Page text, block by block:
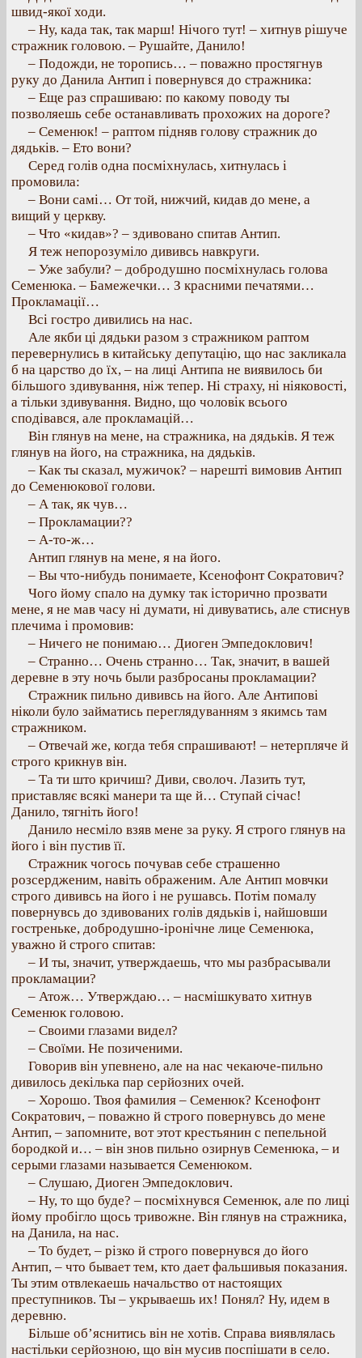
швид-якої ходи.
– Ну, када так, так марш! Нічого тут! – хитнув рішуче
стражник головою. – Рушайте, Данило!
– Подожди, не торопись… – поважно простягнув
руку до Данила Антип і повернувся до стражника:
– Еще раз спрашиваю: по какому поводу ты
позволяешь себе останавливать прохожих на дороге?
– Семенюк! – раптом підняв голову стражник до
дядьків. – Ето вони?
Серед голів одна посміхнулась, хитнулась і
промовила:
– Вони самі… От той, нижчий, кидав до мене, а
вищий у церкву.
– Что «кидав»? – здивовано спитав Антип.
Я теж непорозуміло дививсь навкруги.
– Уже забули? – добродушно посміхнулась голова
Семенюка. – Бамежечки… З красними печатями…
Прокламації…
Всі гостро дивились на нас.
Але якби ці дядьки разом з стражником раптом
перевернулись в китайську депутацію, що нас закликала
б на царство до їх, – на лиці Антипа не виявилось би
більшого здивування, ніж тепер. Ні страху, ні ніяковості,
а тільки здивування. Видно, що чоловік всього
сподівався, але прокламацій…
Він глянув на мене, на стражника, на дядьків. Я теж
глянув на його, на стражника, на дядьків.
– Как ты сказал, мужичок? – нарешті вимовив Антип
до Семенюкової голови.
– А так, як чув…
– Прокламации??
– А-то-ж…
Антип глянув на мене, я на його.
– Вы что-нибудь понимаете, Ксенофонт Сократович?
Чого йому спало на думку так історично прозвати
мене, я не мав часу ні думати, ні дивуватись, але стиснув
плечима і промовив:
– Ничего не понимаю… Диоген Эмпедоклович!
– Странно… Очень странно… Так, значит, в вашей
деревне в эту ночь были разбросаны прокламации?
Стражник пильно дививсь на його. Але Антипові
ніколи було займатись переглядуванням з якимсь там
стражником.
– Отвечай же, когда тебя спрашивают! – нетерпляче й
строго крикнув він.
– Та ти што кричиш? Диви, сволоч. Лазить тут,
приставляє всякі манери та ще й… Ступай січас!
Данило, тягніть його!
Данило несміло взяв мене за руку. Я строго глянув на
його і він пустив її.
Стражник чогось почував себе страшенно
розсердженим, навіть ображеним. Але Антип мовчки
строго дививсь на його і не рушавсь. Потім помалу
повернувсь до здивованих голів дядьків і, найшовши
гостреньке, добродушно-іронічне лице Семенюка,
уважно й строго спитав:
– И ты, значит, утверждаешь, что мы разбрасывали
прокламации?
– Атож… Утверждаю… – насмішкувато хитнув
Семенюк головою.
– Своими глазами видел?
– Своїми. Не позиченими.
Говорив він упевнено, але на нас чекаюче-пильно
дивилось декілька пар серйозних очей.
– Хорошо. Твоя фамилия – Семенюк? Ксенофонт
Сократович, – поважно й строго повернувсь до мене
Антип, – запомните, вот этот крестьянин с пепельной
бородкой и… – він знов пильно озирнув Семенюка, – и
серыми глазами называется Семенюком.
– Слушаю, Диоген Эмпедоклович.
– Ну, то що буде? – посміхнувся Семенюк, але по лиці
йому пробігло щось тривожне. Він глянув на стражника,
на Данила, на нас.
– То будет, – різко й строго повернувся до його
Антип, – что бывает тем, кто дает фальшивыя показания.
Ты этим отвлекаешь начальство от настоящих
преступников. Ты – укрываешь их! Понял? Ну, идем в
деревню.
Більше об’яснитись він не хотів. Справа виявлялась
настільки серйозною, що він мусив поспішати в село.